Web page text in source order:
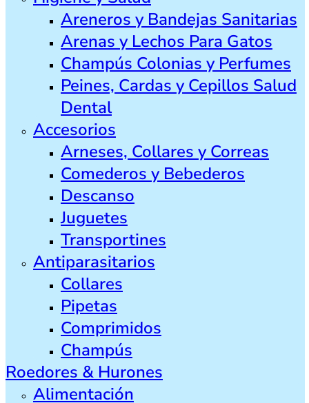
Areneros y Bandejas Sanitarias
Arenas y Lechos Para Gatos
Champús Colonias y Perfumes
Peines, Cardas y Cepillos Salud
Dental
Accesorios
Arneses, Collares y Correas
Comederos y Bebederos
Descanso
Juguetes
Transportines
Antiparasitarios
Collares
Pipetas
Comprimidos
Champús
Roedores & Hurones
Alimentación